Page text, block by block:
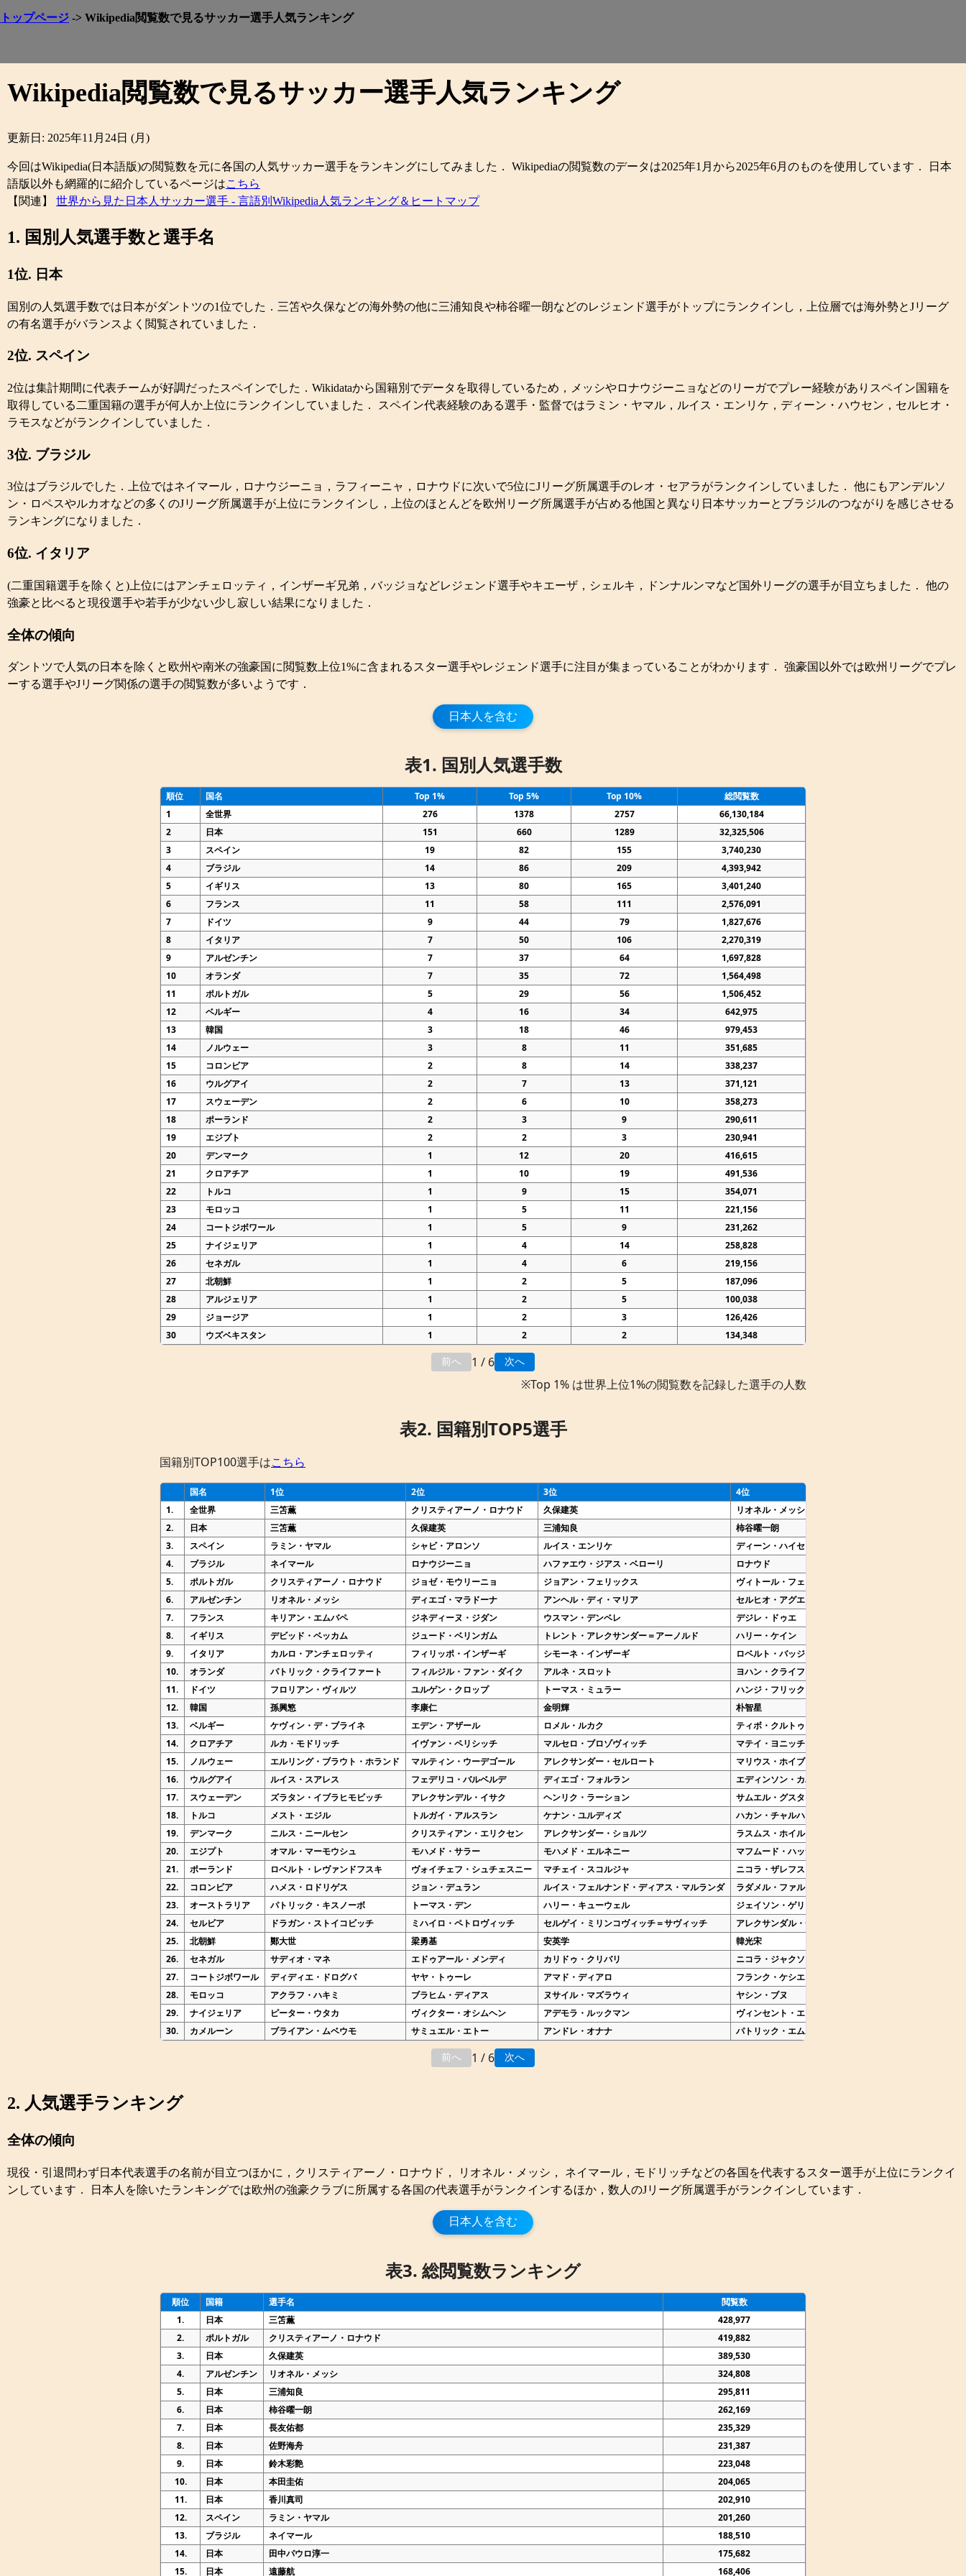
トップページ -> Wikipedia閲覧数で見るサッカー選手人気ランキング
Wikipedia閲覧数で見るサッカー選手人気ランキング
更新日: 2025年11月24日 (月)
今回はWikipedia(日本語版)の閲覧数を元に各国の人気サッカー選手をランキングにしてみました． Wikipediaの閲覧数のデータは2025年1月から2025年6月のものを使用しています． 日本
語版以外も網羅的に紹介しているページはこちら
【関連】 世界から見た日本人サッカー選手 - 言語別Wikipedia人気ランキング＆ヒートマップ
1. 国別人気選手数と選手名
1位. 日本
国別の人気選手数では日本がダントツの1位でした．三笘や久保などの海外勢の他に三浦知良や柿谷曜一朗などのレジェンド選手がトップにランクインし，上位層では海外勢とJリーグ
の有名選手がバランスよく閲覧されていました．
2位. スペイン
2位は集計期間に代表チームが好調だったスペインでした．Wikidataから国籍別でデータを取得しているため，メッシやロナウジーニョなどのリーガでプレー経験がありスペイン国籍を
取得している二重国籍の選手が何人か上位にランクインしていました． スペイン代表経験のある選手・監督ではラミン・ヤマル，ルイス・エンリケ，ディーン・ハウセン，セルヒオ・
ラモスなどがランクインしていました．
3位. ブラジル
3位はブラジルでした．上位ではネイマール，ロナウジーニョ，ラフィーニャ，ロナウドに次いで5位にJリーグ所属選手のレオ・セアラがランクインしていました． 他にもアンデルソ
ン・ロペスやルカオなどの多くのJリーグ所属選手が上位にランクインし，上位のほとんどを欧州リーグ所属選手が占める他国と異なり日本サッカーとブラジルのつながりを感じさせる
ランキングになりました．
6位. イタリア
(二重国籍選手を除くと)上位にはアンチェロッティ，インザーギ兄弟，バッジョなどレジェンド選手やキエーザ，シェルキ，ドンナルンマなど国外リーグの選手が目立ちました． 他の
強豪と比べると現役選手や若手が少ない少し寂しい結果になりました．
全体の傾向
ダントツで人気の日本を除くと欧州や南米の強豪国に閲覧数上位1%に含まれるスター選手やレジェンド選手に注目が集まっていることがわかります． 強豪国以外では欧州リーグでプレ
ーする選手やJリーグ関係の選手の閲覧数が多いようです．
日本人を含む
表1. 国別人気選手数
順位 国名 Top 1% Top 5% Top 10%
総閲覧数
1
全世界 276 1378 2757
66,130,184
2
日本 151 660 1289
32,325,506
3
スペイン 19 82 155
3,740,230
4
ブラジル 14 86 209
4,393,942
5
イギリス 13 80 165
3,401,240
6
フランス 11 58 111
2,576,091
7
ドイツ 9 44 79
1,827,676
8
イタリア 7 50 106
2,270,319
9
アルゼンチン 7 37 64
1,697,828
10
オランダ 7 35 72
1,564,498
11
ポルトガル 5 29 56
1,506,452
12
ベルギー 4 16 34
642,975
13
韓国 3 18 46
979,453
14
ノルウェー 3 8 11
351,685
15
コロンビア 2 8 14
338,237
16
ウルグアイ 2 7 13
371,121
17
スウェーデン 2 6 10
358,273
18
ポーランド 2 3 9
290,611
19
エジプト 2 2 3
230,941
20
デンマーク 1 12 20
416,615
21
クロアチア 1 10 19
491,536
22
トルコ 1 9 15
354,071
23
モロッコ 1 5 11
221,156
24
コートジボワール 1 5 9
231,262
25
ナイジェリア 1 4 14
258,828
26
セネガル 1 4 6
219,156
27
北朝鮮 1 2 5
187,096
28
アルジェリア 1 2 5
100,038
29
ジョージア 1 2 3
126,426
30
ウズベキスタン 1 2 2 134,348
前へ 1 / 6 次へ
※Top 1% は世界上位1%の閲覧数を記録した選手の人数
表2. 国籍別TOP5選手
国籍別TOP100選手はこちら
国名 1位 2位 3位 4位
1.
全世界 三笘薫 クリスティアーノ・ロナウド 久保建英 リオネル・メッシ
2.
日本 三笘薫 久保建英 三浦知良 柿谷曜一朗
3.
スペイン ラミン・ヤマル シャビ・アロンソ ルイス・エンリケ ディーン・ハイセン
4.
ブラジル ネイマール ロナウジーニョ ハファエウ・ジアス・ベローリ ロナウド
5.
ポルトガル クリスティアーノ・ロナウド ジョゼ・モウリーニョ ジョアン・フェリックス ヴィトール・フェレイラ
6.
アルゼンチン リオネル・メッシ ディエゴ・マラドーナ アンヘル・ディ・マリア セルヒオ・アグエロ
7.
フランス キリアン・エムバペ ジネディーヌ・ジダン ウスマン・デンベレ デジレ・ドゥエ
8.
イギリス デビッド・ベッカム ジュード・ベリンガム トレント・アレクサンダー＝アーノルド ハリー・ケイン
9.
イタリア カルロ・アンチェロッティ フィリッポ・インザーギ シモーネ・インザーギ ロベルト・バッジョ
10.
オランダ パトリック・クライファート フィルジル・ファン・ダイク アルネ・スロット ヨハン・クライフ
11.
ドイツ フロリアン・ヴィルツ ユルゲン・クロップ トーマス・ミュラー ハンジ・フリック
12.
韓国 孫興慜 李康仁 金明輝 朴智星
13.
ベルギー ケヴィン・デ・ブライネ エデン・アザール ロメル・ルカク ティボ・クルトゥワ
14.
クロアチア ルカ・モドリッチ イヴァン・ペリシッチ マルセロ・ブロゾヴィッチ マテイ・ヨニッチ
15.
ノルウェー エルリング・ブラウト・ホランド マルティン・ウーデゴール アレクサンダー・セルロート マリウス・ホイブラーテン
16.
ウルグアイ ルイス・スアレス フェデリコ・バルベルデ ディエゴ・フォルラン エディンソン・カバーニ
17.
スウェーデン ズラタン・イブラヒモビッチ アレクサンデル・イサク ヘンリク・ラーション サムエル・グスタフソン
18.
トルコ メスト・エジル トルガイ・アルスラン ケナン・ユルディズ ハカン・チャルハノール
19.
デンマーク ニルス・ニールセン クリスティアン・エリクセン アレクサンダー・ショルツ ラスムス・ホイルンド
20.
エジプト オマル・マーモウシュ モハメド・サラー モハメド・エルネニー マフムード・ハッサン
21.
ポーランド ロベルト・レヴァンドフスキ ヴォイチェフ・シュチェスニー マチェイ・スコルジャ ニコラ・ザレフスキ
22.
コロンビア ハメス・ロドリゲス ジョン・デュラン ルイス・フェルナンド・ディアス・マルランダ ラダメル・ファルカオ
23.
オーストラリア パトリック・キスノーボ トーマス・デン ハリー・キューウェル ジェイソン・ゲリア
24.
セルビア ドラガン・ストイコビッチ ミハイロ・ペトロヴィッチ セルゲイ・ミリンコヴィッチ＝サヴィッチ アレクサンダル・チャヴリッチ
25.
北朝鮮 鄭大世 梁勇基 安英学 韓光宋
26.
セネガル サディオ・マネ エドゥアール・メンディ カリドゥ・クリバリ ニコラ・ジャクソン
27.
コートジボワール ディディエ・ドログバ ヤヤ・トゥーレ アマド・ディアロ フランク・ケシエ
28.
モロッコ アクラフ・ハキミ ブラヒム・ディアス ヌサイル・マズラウィ ヤシン・ブヌ
29.
ナイジェリア ピーター・ウタカ ヴィクター・オシムヘン アデモラ・ルックマン ヴィンセント・エニェアマ
30.
カメルーン ブライアン・ムベウモ サミュエル・エトー アンドレ・オナナ パトリック・エムボマ
前へ 1 / 6 次へ
2. 人気選手ランキング
全体の傾向
現役・引退問わず日本代表選手の名前が目立つほかに，クリスティアーノ・ロナウド， リオネル・メッシ， ネイマール，モドリッチなどの各国を代表するスター選手が上位にランクイ
ンしています． 日本人を除いたランキングでは欧州の強豪クラブに所属する各国の代表選手がランクインするほか，数人のJリーグ所属選手がランクインしています．
日本人を含む
表3. 総閲覧数ランキング
順位 国籍 選手名
閲覧数
1.
日本 三笘薫
428,977
2.
ポルトガル クリスティアーノ・ロナウド
419,882
3.
日本 久保建英
389,530
4.
アルゼンチン リオネル・メッシ
324,808
5.
日本 三浦知良
295,811
6.
日本 柿谷曜一朗
262,169
7.
日本 長友佑都
235,329
8.
日本 佐野海舟
231,387
9.
日本 鈴木彩艶
223,048
10.
日本 本田圭佑
204,065
11.
日本 香川真司
202,910
12.
スペイン ラミン・ヤマル
201,260
13.
ブラジル ネイマール
188,510
14.
日本 田中パウロ淳一
175,682
15.
日本 遠藤航 168,406